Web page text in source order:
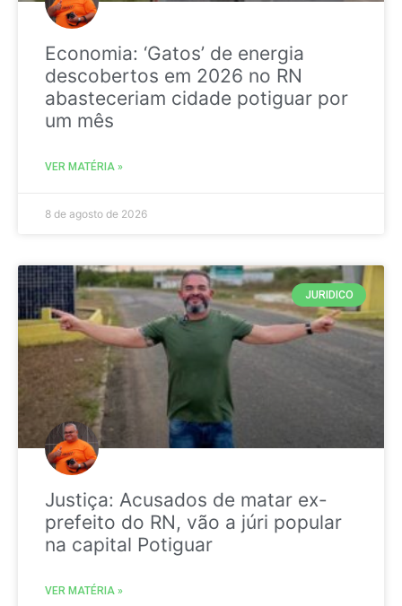
Economia: ‘Gatos’ de energia
descobertos em 2026 no RN
abasteceriam cidade potiguar por
um mês
VER MATÉRIA »
8 de agosto de 2026
JURIDICO
Justiça: Acusados de matar ex-
prefeito do RN, vão a júri popular
na capital Potiguar
VER MATÉRIA »